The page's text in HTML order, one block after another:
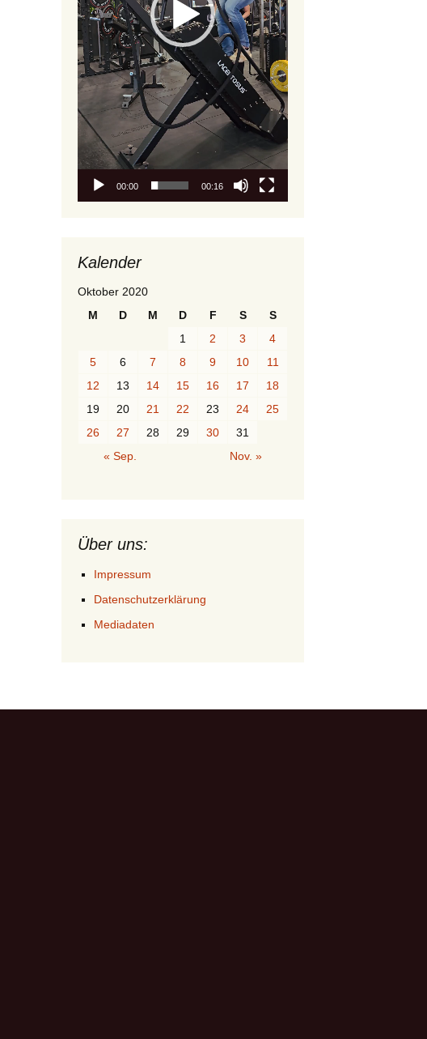
00:00 00:16
Kalender
Oktober 2020
M
D M D F S
S
1
2 3
4
5
6 7 8 9 10
11
12
13 14 15 16 17
18
19
20 21 22 23 24
25
26
27 28 29 30
31
« Sep.
Nov. »
Über uns:
Impressum
Datenschutzerklärung
Mediadaten